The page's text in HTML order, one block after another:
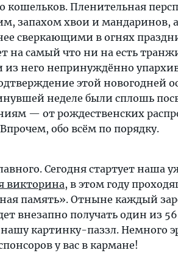
кошельков. Пленительная
запахом хвои и мандаринов,
сверкающими в огнях
на самый что ни на есть
из него непринуждённо
этой новогодней
неделе были сплошь
— от рождественских
обо всём по порядку.
Сегодня стартует наша
викторина, в этом году
память». Отныне каждый
внезапно получать один из
картинку-паззл. Немного
у вас в кармане!